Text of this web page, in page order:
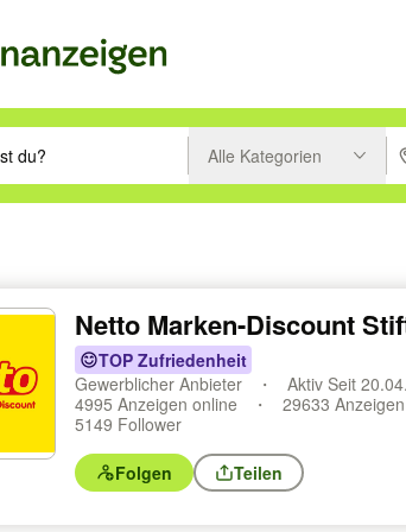
Eingabetaste drücken um zu suchen, oder
Alle Kategorien
Netto Marken-Discount
TOP Zufriedenheit
Gewerblicher Anbieter
Aktiv Seit
4995 Anzeigen online
29633
5149 Follower
Folgen Teilen